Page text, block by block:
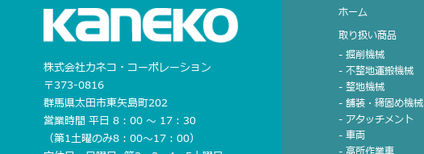
株式会社カネコ・コーポレーション
〒373-0816
群馬県太田市東矢島町202
営業時間 平日 8：00 〜 17：30
（第1土曜のみ8：00〜17：00）
ホーム
取り扱い商品
- 掘削機械
- 不整地運搬機械
- 整地機械
- 舗装・締固め機械
- アタッチメント
- 車両